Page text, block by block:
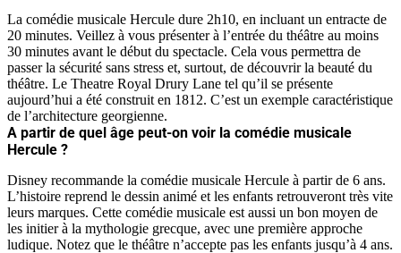
La comédie musicale Hercule dure 2h10, en incluant un entracte de
20 minutes. Veillez à vous présenter à l’entrée du théâtre au moins
30 minutes avant le début du spectacle. Cela vous permettra de
passer la sécurité sans stress et, surtout, de découvrir la beauté du
théâtre. Le Theatre Royal Drury Lane tel qu’il se présente
aujourd’hui a été construit en 1812. C’est un exemple caractéristique
de l’architecture georgienne.
A partir de quel âge peut-on voir la comédie musicale
Hercule ?
Disney recommande la comédie musicale Hercule à partir de 6 ans.
L’histoire reprend le dessin animé et les enfants retrouveront très vite
leurs marques. Cette comédie musicale est aussi un bon moyen de
les initier à la mythologie grecque, avec une première approche
ludique. Notez que le théâtre n’accepte pas les enfants jusqu’à 4 ans.